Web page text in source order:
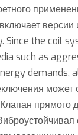
Since the coil
such as
demands,
может